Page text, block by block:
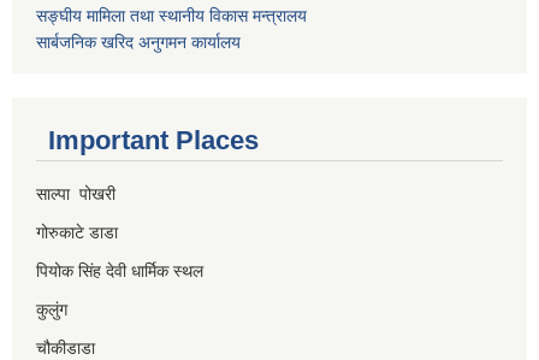
सङ्घीय मामिला तथा स्थानीय विकास मन्त्रालय
सार्बजनिक खरिद अनुगमन कार्यालय
Important Places
साल्पा पोखरी
गोरुकाटे डाडा
पियोक सिंह देवी धार्मिक स्थल
कुलुंग
चौकीडाडा